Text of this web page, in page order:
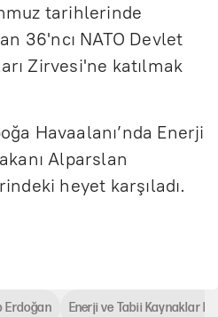
tarihlerinde
36'ncı NATO Devlet
Zirvesi'ne katılmak
Havaalanı’nda Enerji
Alparslan
heyet karşıladı.
Erdoğan Enerji ve Tabii Kaynaklar